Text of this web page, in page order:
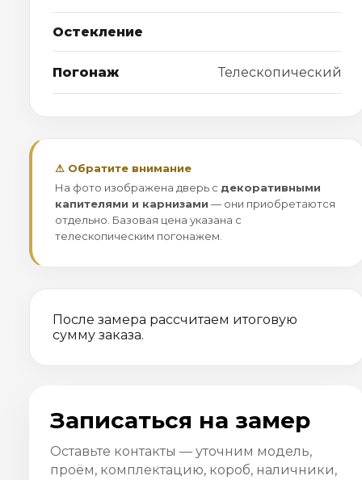
Остекление
Погонаж Телескопический
⚠ Обратите внимание
На фото изображена дверь с декоративными
капителями и карнизами — они приобретаются
отдельно. Базовая цена указана с
телескопическим погонажем.
После замера рассчитаем итоговую
сумму заказа.
Записаться на замер
Оставьте контакты — уточним модель,
проём, комплектацию, короб, наличники,